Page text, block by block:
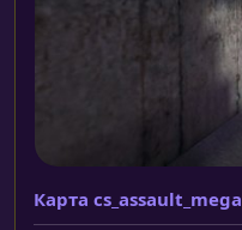
Карта cs_assault_mega